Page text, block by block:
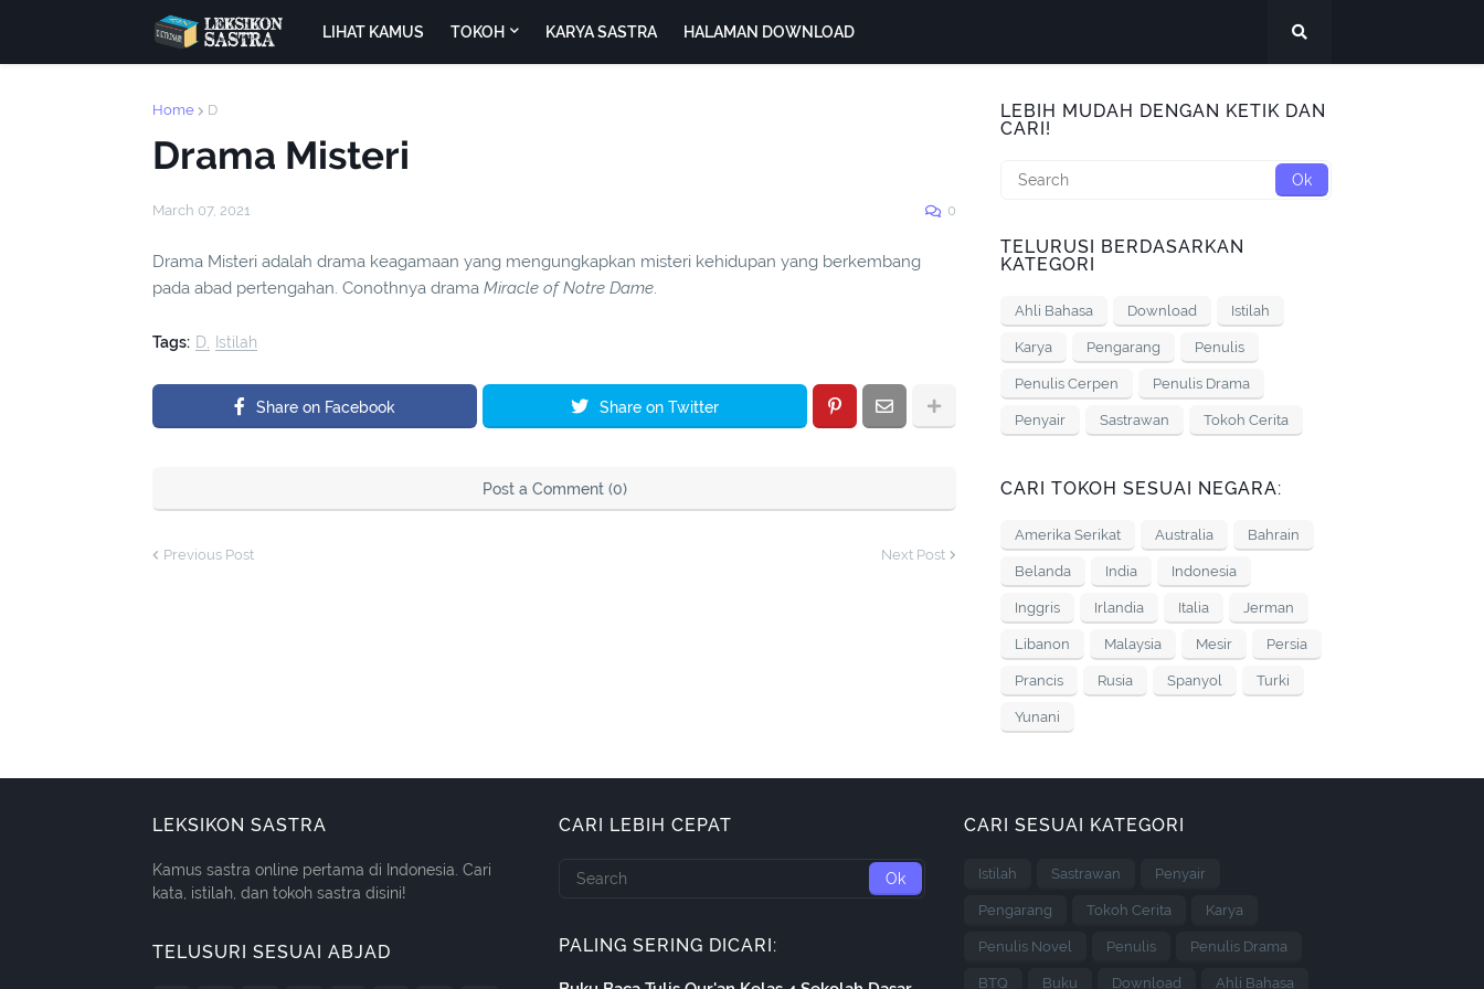
LIHAT KAMUS TOKOH KARYA SASTRA HALAMAN DOWNLOAD
Home D
Drama Misteri
March 07, 2021 0
Drama Misteri adalah drama keagamaan yang mengungkapkan misteri kehidupan yang berkembang
pada abad pertengahan. Conothnya drama Miracle of Notre Dame.
Tags: D Istilah
Share on Facebook Share on Twitter
Post a Comment (0)
Previous Post Next Post
LEBIH MUDAH DENGAN KETIK DAN
CARI!
TELURUSI BERDASARKAN
KATEGORI
Ahli Bahasa Download Istilah
Karya Pengarang Penulis
Penulis Cerpen Penulis Drama
Penyair Sastrawan Tokoh Cerita
CARI TOKOH SESUAI NEGARA:
Amerika Serikat Australia Bahrain
Belanda India Indonesia
Inggris Irlandia Italia Jerman
Libanon Malaysia Mesir Persia
Prancis Rusia Spanyol Turki
Yunani
LEKSIKON SASTRA
Kamus sastra online pertama di Indonesia. Cari
kata, istilah, dan tokoh sastra disini!
TELUSURI SESUAI ABJAD
CARI LEBIH CEPAT
PALING SERING DICARI:
CARI SESUAI KATEGORI
Istilah Sastrawan Penyair
Pengarang Tokoh Cerita Karya
Penulis Novel Penulis Penulis Drama
BTQ Buku Download Ahli Bahasa